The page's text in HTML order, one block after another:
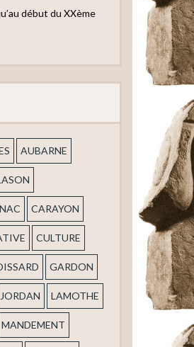
début du XXème
AUBARNE
CARAYON
CULTURE
GARDON
JORDAN LAMOTHE
MANDEMENT